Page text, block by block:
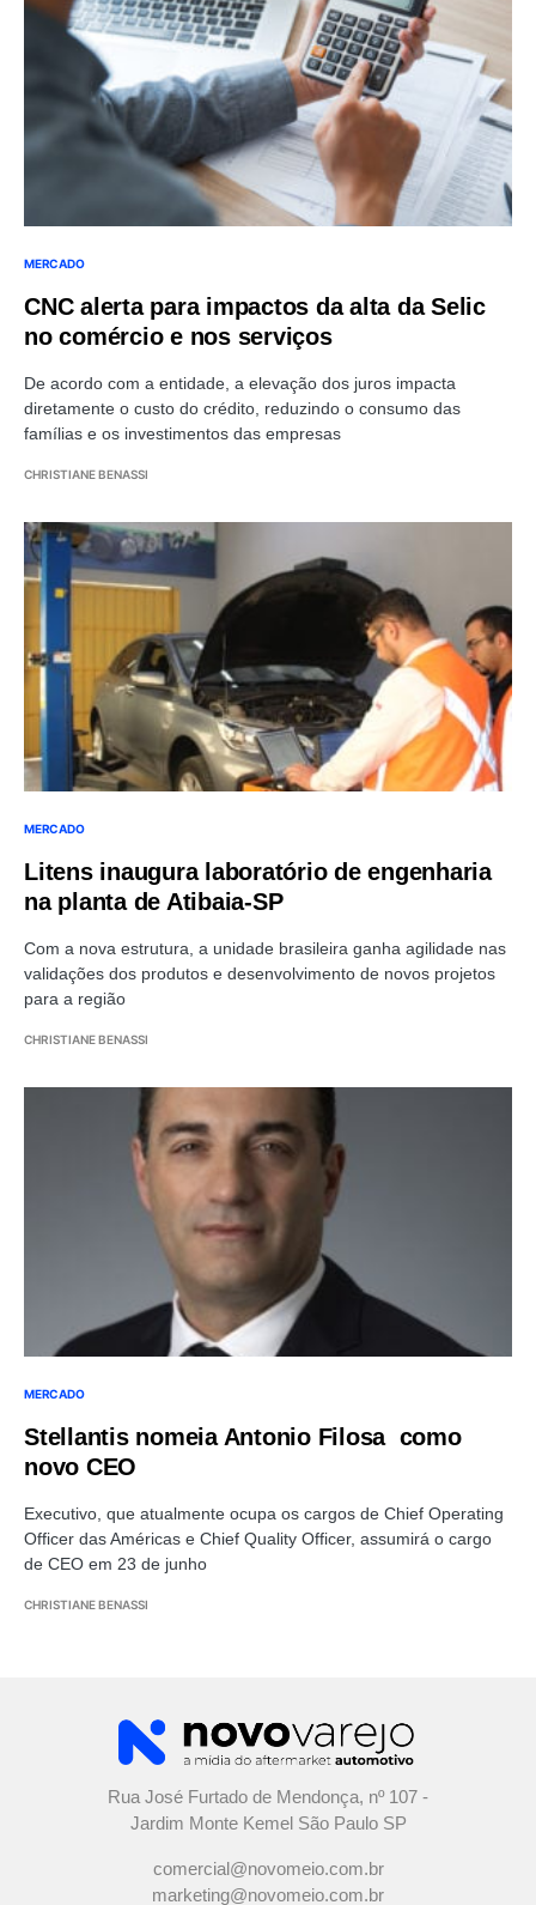
MERCADO
CNC alerta para impactos da alta da Selic
no comércio e nos serviços
De acordo com a entidade, a elevação dos juros impacta
diretamente o custo do crédito, reduzindo o consumo das
famílias e os investimentos das empresas
CHRISTIANE BENASSI
MERCADO
Litens inaugura laboratório de engenharia
na planta de Atibaia-SP
Com a nova estrutura, a unidade brasileira ganha agilidade nas
validações dos produtos e desenvolvimento de novos projetos
para a região
CHRISTIANE BENASSI
MERCADO
Stellantis nomeia Antonio Filosa como
novo CEO
Executivo, que atualmente ocupa os cargos de Chief Operating
Officer das Américas e Chief Quality Officer, assumirá o cargo
de CEO em 23 de junho
CHRISTIANE BENASSI
Rua José Furtado de Mendonça, nº 107 -
Jardim Monte Kemel São Paulo SP
comercial@novomeio.com.br
marketing@novomeio.com.br